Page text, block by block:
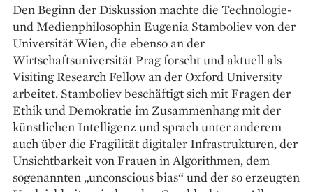
Den Beginn der Diskussion machte die Technologie-
und Medienphilosophin Eugenia Stamboliev von der
Universität Wien, die ebenso an der
Wirtschaftsuniversität Prag forscht und aktuell als
Visiting Research Fellow an der Oxford University
arbeitet. Stamboliev beschäftigt sich mit Fragen der
Ethik und Demokratie im Zusammenhang mit der
künstlichen Intelligenz und sprach unter anderem
auch über die Fragilität digitaler Infrastrukturen, der
Unsichtbarkeit von Frauen in Algorithmen, dem
sogenannten „unconscious bias“ und der so erzeugten